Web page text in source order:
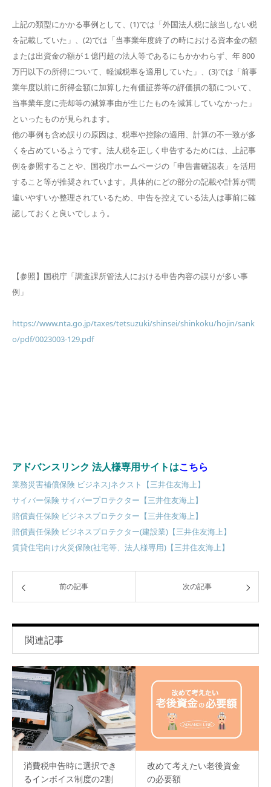
上記の類型にかかる事例として、(1)では「外国法人税に該当しない税
を記載していた」、(2)では「当事業年度終了の時における資本金の額
または出資金の額が１億円超の法人等であるにもかかわらず、年 800
万円以下の所得について、軽減税率を適用していた」、(3)では「前事
業年度以前に所得金額に加算した有価証券等の評価損の額について、
当事業年度に売却等の減算事由が生じたものを減算していなかった」
といったものが見られます。
他の事例も含め誤りの原因は、税率や控除の適用、計算の不一致が多
くを占めているようです。法人税を正しく申告するためには、上記事
例を参照することや、国税庁ホームページの「申告書確認表」を活用
すること等が推奨されています。具体的にどの部分の記載や計算が間
違いやすいか整理されているため、申告を控えている法人は事前に確
認しておくと良いでしょう。
【参照】国税庁「調査課所管法人における申告内容の誤りが多い事
例」
https://www.nta.go.jp/taxes/tetsuzuki/shinsei/shinkoku/hojin/sank
o/pdf/0023003-129.pdf
アドバンスリンク 法人様専用サイトはこちら
業務災害補償保険 ビジネスJネクスト【三井住友海上】
サイバー保険 サイバープロテクター【三井住友海上】
賠償責任保険 ビジネスプロテクター【三井住友海上】
賠償責任保険 ビジネスプロテクター(建設業)【三井住友海上】
賃貸住宅向け火災保険(社宅等、法人様専用)【三井住友海上】
前の記事 次の記事
関連記事
消費税申告時に選択でき
るインボイス制度の2割
改めて考えたい老後資金
の必要額